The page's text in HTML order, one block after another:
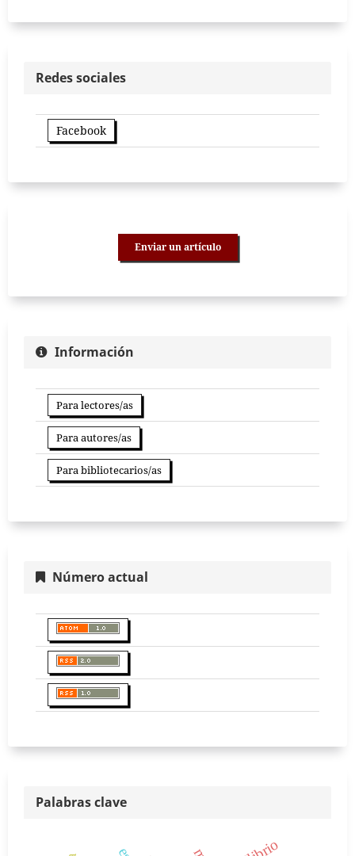
Redes sociales
Facebook
Enviar un artículo
Información
Para lectores/as
Para autores/as
Para bibliotecarios/as
Número actual
Palabras clave